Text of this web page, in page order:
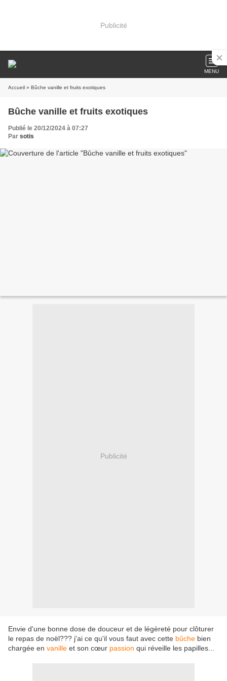
Publicité
MENU
Accueil » Bûche vanille et fruits exotiques
Bûche vanille et fruits exotiques
Publié le 20/12/2024 à 07:27
Par sotis
Publicité
Envie d'une bonne dose de douceur et de légèreté pour clôturer
le repas de noël??? j'ai ce qu'il vous faut avec cette bûche bien
chargée en vanille et son cœur passion qui réveille les papilles...